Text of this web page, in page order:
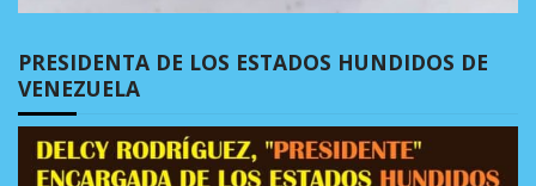
PRESIDENTA DE LOS ESTADOS HUNDIDOS DE
VENEZUELA